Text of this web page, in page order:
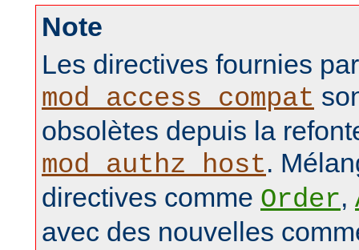
Note
Les directives fournies
mod_access_compat
obsolètes depuis la
mod_authz_host.
directives comme Order,
avec des nouvelles